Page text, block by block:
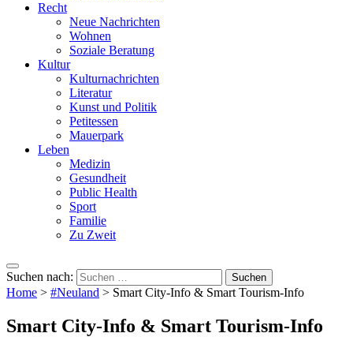
Recht
Neue Nachrichten
Wohnen
Soziale Beratung
Kultur
Kulturnachrichten
Literatur
Kunst und Politik
Petitessen
Mauerpark
Leben
Medizin
Gesundheit
Public Health
Sport
Familie
Zu Zweit
Suchen nach:
Home > #Neuland > Smart City-Info & Smart Tourism-Info
Smart City-Info & Smart Tourism-Info